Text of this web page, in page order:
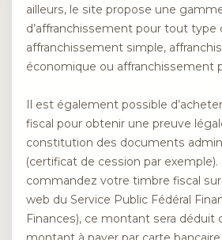
ailleurs, le site propose une
d’affranchissement pour tout type
affranchissement simple,
économique ou affranchissement
Il est également possible
fiscal pour obtenir une preuve
constitution des documents
(certificat de cession par exemple).
commandez votre timbre fiscal
web du Service Public Fédéral
Finances), ce montant sera déduit